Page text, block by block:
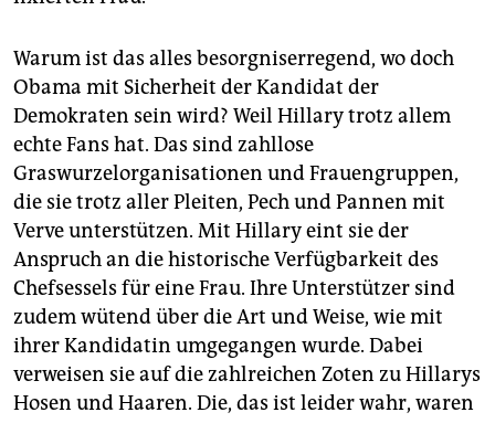
Warum ist das alles besorgniserregend, wo doch
Obama mit Sicherheit der Kandidat der
Demokraten sein wird? Weil Hillary trotz allem
echte Fans hat. Das sind zahllose
Graswurzelorganisationen und Frauengruppen,
die sie trotz aller Pleiten, Pech und Pannen mit
Verve unterstützen. Mit Hillary eint sie der
Anspruch an die historische Verfügbarkeit des
Chefsessels für eine Frau. Ihre Unterstützer sind
zudem wütend über die Art und Weise, wie mit
ihrer Kandidatin umgegangen wurde. Dabei
verweisen sie auf die zahlreichen Zoten zu Hillarys
Hosen und Haaren. Die, das ist leider wahr, waren